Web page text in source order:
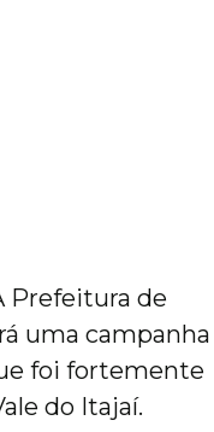
Prefeitura de
uma campanha
foi fortemente
do Itajaí.